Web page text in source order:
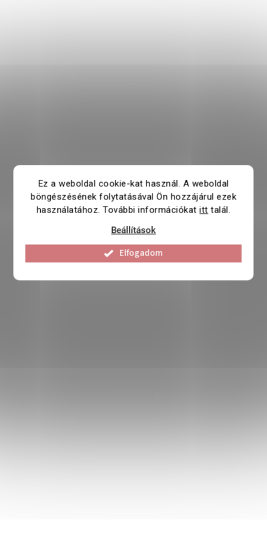
Ez a weboldal cookie-kat használ. A weboldal
böngészésének folytatásával Ön hozzájárul ezek
használatához. További információkatitt talál.
Beállítások
Elfogadom